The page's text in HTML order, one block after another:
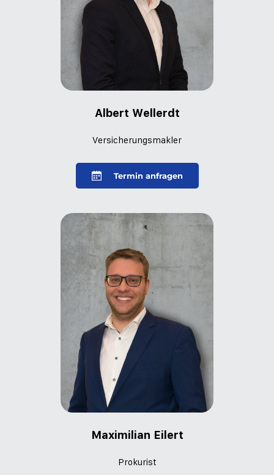
Albert Wellerdt
Versicherungsmakler
Termin anfragen
Maximilian Eilert
Prokurist